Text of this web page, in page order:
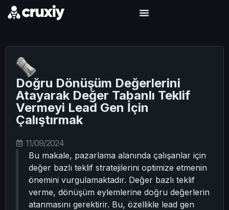
Doğru Dönüşüm Değerlerini
Atayarak Değer Tabanlı Teklif
Vermeyi Lead Gen İçin
Çalıştırmak
11/09/2024
Bu makale, pazarlama alanında çalışanlar için
değer bazlı teklif stratejilerini optimize etmenin
önemini vurgulamaktadır. Değer bazlı teklif
verme, dönüşüm eylemlerine doğru değerlerin
atanmasını gerektirir. Bu, özellikle lead gen